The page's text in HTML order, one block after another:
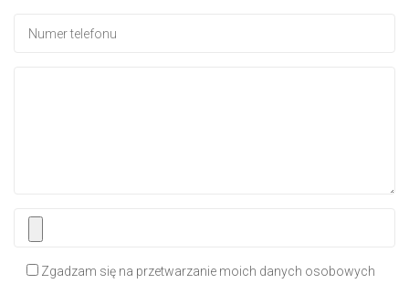
Zgadzam się na przetwarzanie moich danych osobowych